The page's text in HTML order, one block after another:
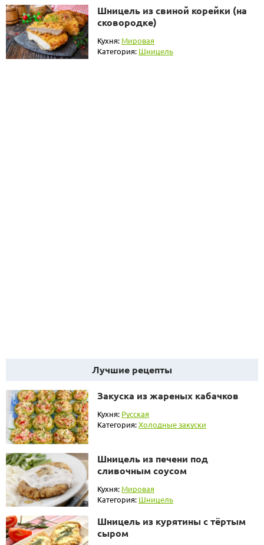
Шницель из свиной корейки (на
сковородке)
Кухня: Мировая
Категория: Шницель
Лучшие рецепты
Закуска из жареных кабачков
Кухня: Русская
Категория:Холодные закуски
Шницель из печени под
сливочным соусом
Кухня: Мировая
Категория: Шницель
Шницель из курятины с тёртым
сыром